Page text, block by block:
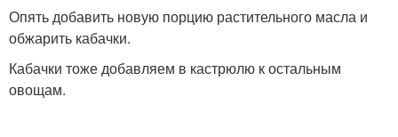
Опять добавить новую порцию растительного масла и
обжарить кабачки.
Кабачки тоже добавляем в кастрюлю к остальным
овощам.